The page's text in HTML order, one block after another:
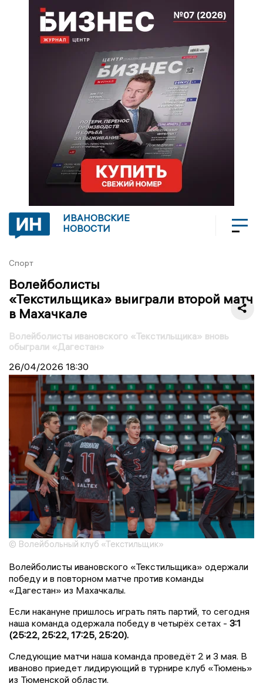
ИВАНОВСКИЕ
НОВОСТИ
Спорт
Волейболисты
«Текстильщика» выиграли второй матч
в Махачкале
Волейболисты ивановского «Текстильщика» вновь
обыграли «Дагестан»
26/04/2026 18:30
© Волейбольный клуб «Текстильщик»
Волейболисты ивановского «Текстильщика» одержали
победу и в повторном матче против команды
«Дагестан» из Махачкалы.
Если накануне пришлось играть пять партий, то сегодня
наша команда одержала победу в четырёх сетах - 3:1
(25:22, 25:22, 17:25, 25:20).
Следующие матчи наша команда проведёт 2 и 3 мая. В
иваново приедет лидирующий в турнире клуб «Тюмень»
из Тюменской области.